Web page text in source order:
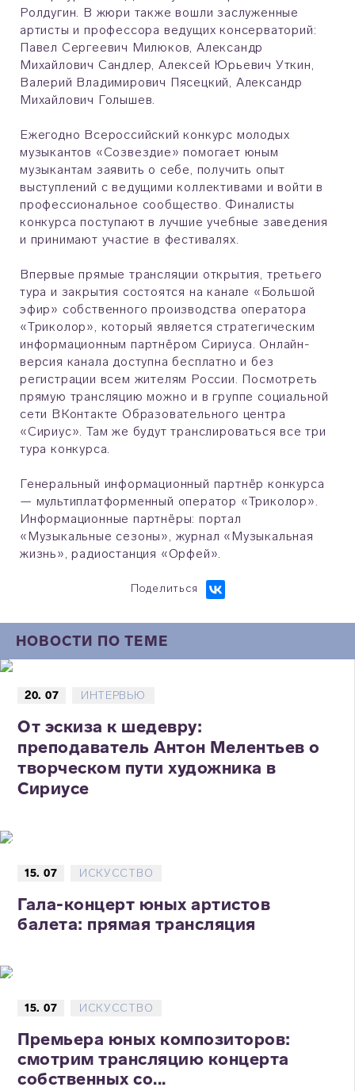
Ролдугин. В жюри также вошли заслуженные
артисты и профессора ведущих консерваторий:
Павел Сергеевич Милюков, Александр
Михайлович Сандлер, Алексей Юрьевич Уткин,
Валерий Владимирович Пясецкий, Александр
Михайлович Голышев.
Ежегодно Всероссийский конкурс молодых
музыкантов «Созвездие» помогает юным
музыкантам заявить о себе, получить опыт
выступлений с ведущими коллективами и войти в
профессиональное сообщество. Финалисты
конкурса поступают в лучшие учебные заведения
и принимают участие в фестивалях.
Впервые прямые трансляции открытия, третьего
тура и закрытия состоятся на канале «Большой
эфир» собственного производства оператора
«Триколор», который является стратегическим
информационным партнёром Сириуса. Онлайн-
версия канала доступна бесплатно и без
регистрации всем жителям России. Посмотреть
прямую трансляцию можно и в группе социальной
сети ВКонтакте Образовательного центра
«Сириус». Там же будут транслироваться все три
тура конкурса.
Генеральный информационный партнёр конкурса
— мультиплатформенный оператор «Триколор».
Информационные партнёры: портал
«Музыкальные сезоны», журнал «Музыкальная
жизнь», радиостанция «Орфей».
Поделиться
НОВОСТИ ПО ТЕМЕ
20. 07 ИНТЕРВЬЮ
От эскиза к шедевру:
преподаватель Антон Мелентьев о
творческом пути художника в
Сириусе
15. 07 ИСКУССТВО
Гала-концерт юных артистов
балета: прямая трансляция
15. 07 ИСКУССТВО
Премьера юных композиторов:
смотрим трансляцию концерта
собственных со...